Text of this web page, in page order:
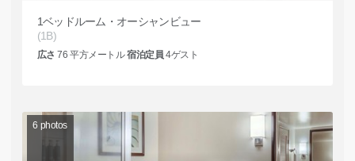
1ベッドルーム・オーシャンビュー
(1B)
広さ 76 平方メートル宿泊定員 4ゲスト
6 photos